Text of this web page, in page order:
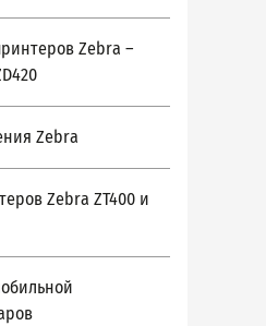
Zebra –
Zebra
Zebra ZT400 и